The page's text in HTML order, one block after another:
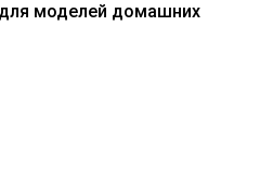
моделей домашних